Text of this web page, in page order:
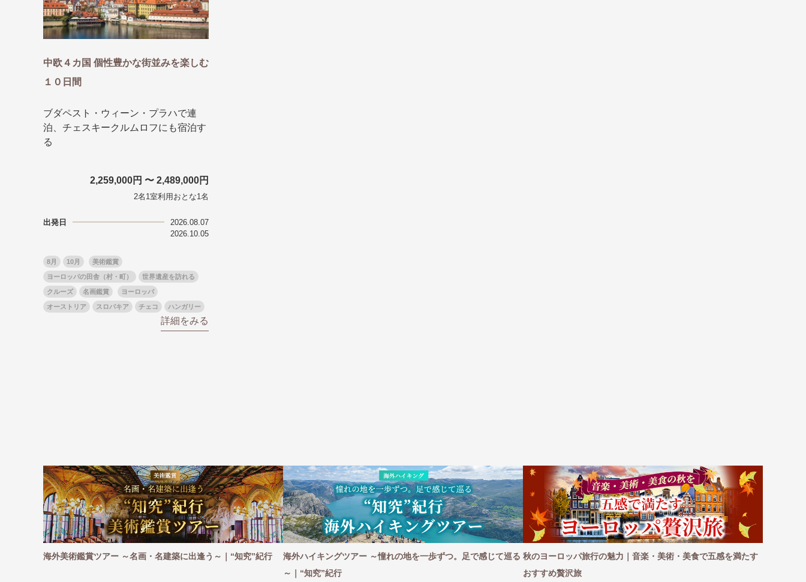
中欧４カ国 個性豊かな街並みを楽しむ
１０日間
ブダペスト・ウィーン・プラハで連
泊、チェスキークルムロフにも宿泊す
る
2,259,000円 〜 2,489,000円
2名1室利用おとな1名
出発日
2026.08.07
2026.10.05
8月 10月 美術鑑賞
ヨーロッパの田舎（村・町） 世界遺産を訪れる
クルーズ 名画鑑賞 ヨーロッパ
オーストリア スロバキア チェコ ハンガリー
詳細をみる
海外美術鑑賞ツアー ～名画・名建築に出逢う～｜“知究”紀行
海外ハイキングツアー ～憧れの地を一歩ずつ。足で感じて巡る
～｜“知究”紀行
秋のヨーロッパ旅行の魅力｜音楽・美術・美食で五感を満たす
おすすめ贅沢旅